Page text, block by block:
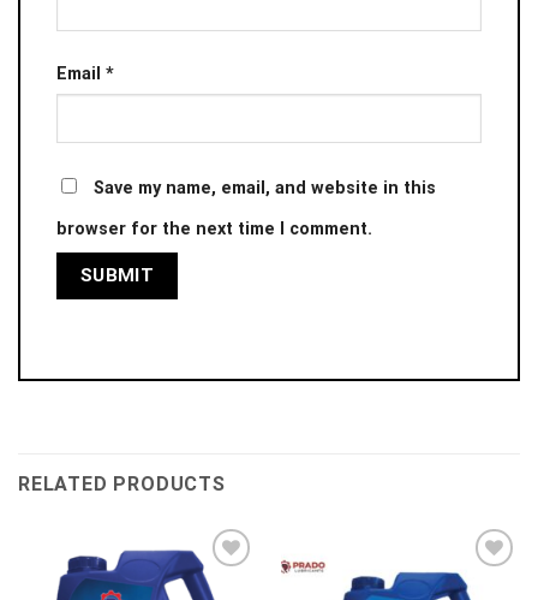
Email *
Save my name, email, and website in this
browser for the next time I comment.
RELATED PRODUCTS